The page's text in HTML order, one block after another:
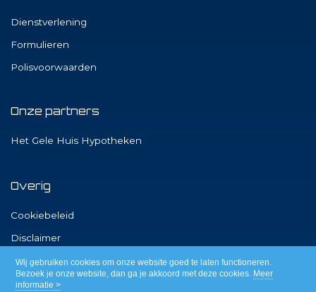
Wij gebruiken cookies om onze website goed te laten functioneren.
Bezoek je onze website, dan ga je akkoord met deze cookies. Meer
informatie >
Dienstverlening
Formulieren
Polisvoorwaarden
Onze partners
Het Gele Huis Hypotheken
Overig
Cookiebeleid
Disclaimer
Privacy